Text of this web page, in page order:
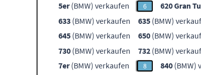
5er(BMW) verkaufen 6 620 Gran
633 (BMW) verkaufen 635 (BMW)
645 (BMW) verkaufen 650 (BMW)
730 (BMW) verkaufen 732 (BMW)
7er(BMW) verkaufen 8 840 (BMW)